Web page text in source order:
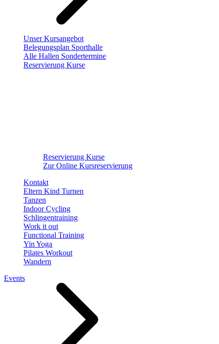
Unser Kursangebot
Belegungsplan Sporthalle
Alle Hallen Sondertermine
Reservierung Kurse
Reservierung Kurse
Zur Online Kursreservierung
Kontakt
Eltern Kind Turnen
Tanzen
Indoor Cycling
Schlingentraining
Work it out
Functional Training
Yin Yoga
Pilates Workout
Wandern
Events